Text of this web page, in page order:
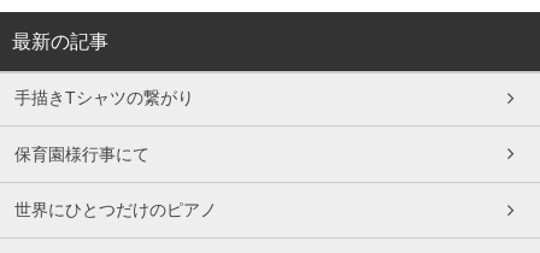
最新の記事
手描きTシャツの繋がり
保育園様行事にて
世界にひとつだけのピアノ